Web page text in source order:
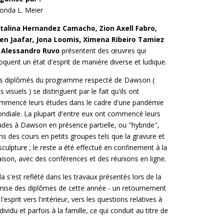
L. Meier
Hernandez Camacho, Zion Axell Fabro,
Jaafar, Jona Loomis, Ximena Ribeiro Tamiez
Ruvo présentent des œuvres qui
un état d'esprit de manière diverse et ludique.
diplômés du programme respecté de Dawson (
visuels ) se distinguent par le fait qu'ils ont
leurs études dans le cadre d'une pandémie
La plupart d'entre eux ont commencé leurs
à Dawson en présence partielle, ou "hybride",
des cours en petits groupes tels que la gravure et
; le reste a été effectué en confinement à la
avec des conférences et des réunions en ligne.
s'est reflété dans les travaux présentés lors de la
des diplômes de cette année - un retournement
vers l'intérieur, vers les questions relatives à
et parfois à la famille, ce qui conduit au titre de
Contact
Outils
Liens
Menu principal
Qui vous êtes